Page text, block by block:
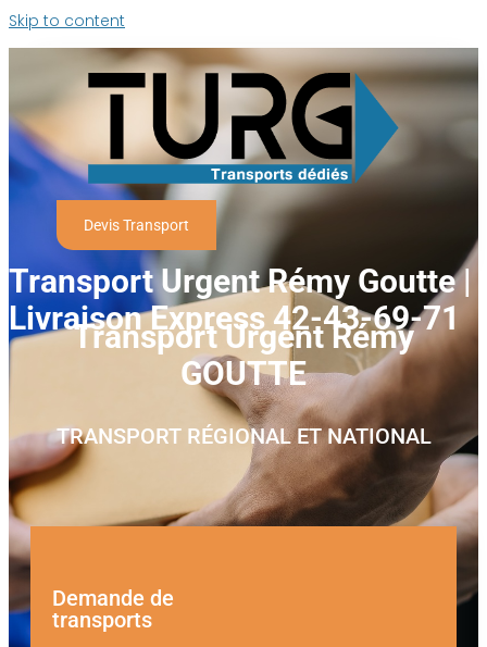
Skip to content
Devis Transport
Transport Urgent Rémy Goutte |
Livraison Express 42-43-69-71
Transport Urgent Rémy
GOUTTE
TRANSPORT RÉGIONAL ET NATIONAL
Demande de
transports